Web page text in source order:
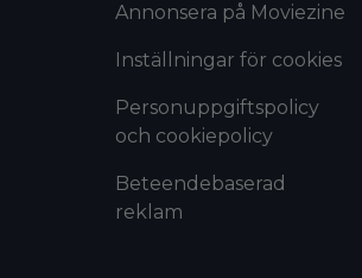
Annonsera på Moviezine
Inställningar för cookies
Personuppgiftspolicy
och cookiepolicy
Beteendebaserad
reklam